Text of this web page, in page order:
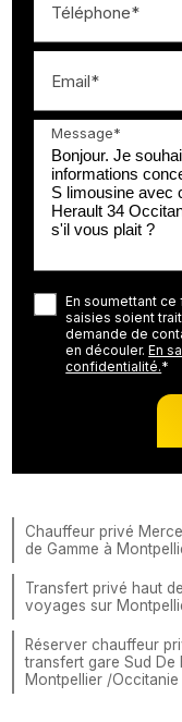
Téléphone*
Email*
Message*
En soumettant
saisies soient
demande de
en découler.En
confidentialité.*
Chauffeur privé
de Gamme à
Transfert privé haut
voyages sur
Réserver chauffeur
transfert gare Sud De
Montpellier /Occitanie